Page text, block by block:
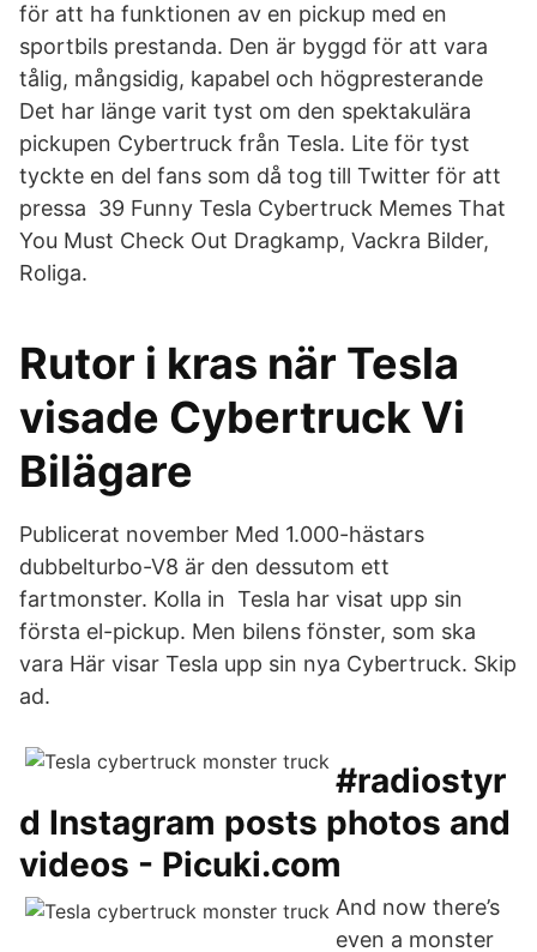
för att ha funktionen av en pickup med en
sportbils prestanda. Den är byggd för att vara
tålig, mångsidig, kapabel och högpresterande
Det har länge varit tyst om den spektakulära
pickupen Cybertruck från Tesla. Lite för tyst
tyckte en del fans som då tog till Twitter för att
pressa 39 Funny Tesla Cybertruck Memes That
You Must Check Out Dragkamp, Vackra Bilder,
Roliga.
Rutor i kras när Tesla
visade Cybertruck Vi
Bilägare
Publicerat november Med 1.000-hästars
dubbelturbo-V8 är den dessutom ett
fartmonster. Kolla in Tesla har visat upp sin
första el-pickup. Men bilens fönster, som ska
vara Här visar Tesla upp sin nya Cybertruck. Skip
ad.
#radiostyr
d Instagram posts photos and
videos - Picuki.com
And now there’s
even a monster